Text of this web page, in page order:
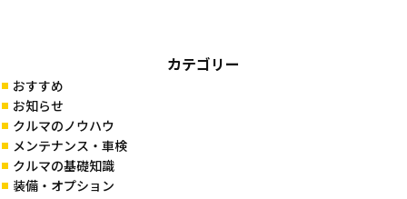
カテゴリー
おすすめ
お知らせ
クルマのノウハウ
メンテナンス・車検
クルマの基礎知識
装備・オプション